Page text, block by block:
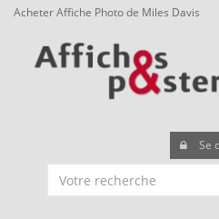
Acheter Affiche Photo de Miles Davis
Se